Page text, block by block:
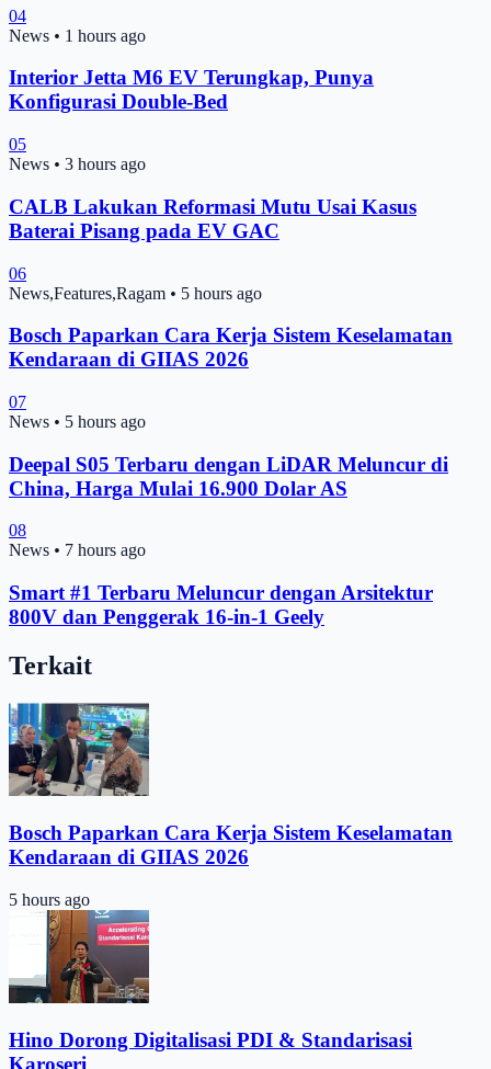
04
News • 1 hours ago
Interior Jetta M6 EV Terungkap, Punya
Konfigurasi Double-Bed
05
News • 3 hours ago
CALB Lakukan Reformasi Mutu Usai Kasus
Baterai Pisang pada EV GAC
06
News,Features,Ragam • 5 hours ago
Bosch Paparkan Cara Kerja Sistem Keselamatan
Kendaraan di GIIAS 2026
07
News • 5 hours ago
Deepal S05 Terbaru dengan LiDAR Meluncur di
China, Harga Mulai 16.900 Dolar AS
08
News • 7 hours ago
Smart #1 Terbaru Meluncur dengan Arsitektur
800V dan Penggerak 16-in-1 Geely
Terkait
Bosch Paparkan Cara Kerja Sistem Keselamatan
Kendaraan di GIIAS 2026
5 hours ago
Hino Dorong Digitalisasi PDI & Standarisasi
Karoseri